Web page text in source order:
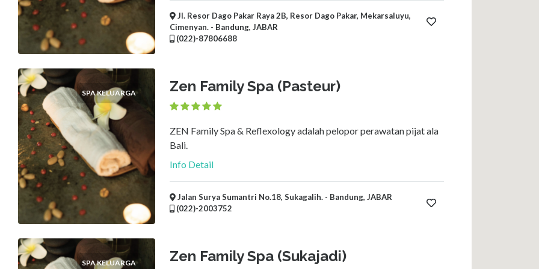
Jl. Resor Dago Pakar Raya 2B, Resor Dago Pakar, Mekarsaluyu,
Cimenyan. - Bandung, JABAR
(022)-87806688
SPA KELUARGA Zen Family Spa (Pasteur)
ZEN Family Spa & Reflexology adalah pelopor perawatan pijat ala
Bali.
Info Detail
Jalan Surya Sumantri No.18, Sukagalih. - Bandung, JABAR
(022)-2003752
SPA KELUARGA Zen Family Spa (Sukajadi)